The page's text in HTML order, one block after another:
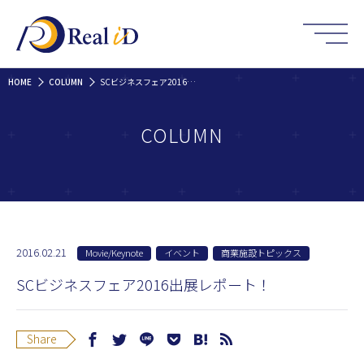
HOME COLUMN SCビジネスフェア2016出展レポート！
COLUMN
2016.02.21 Movie/Keynote イベント 商業施設トピックス
SCビジネスフェア2016出展レポート！
Share